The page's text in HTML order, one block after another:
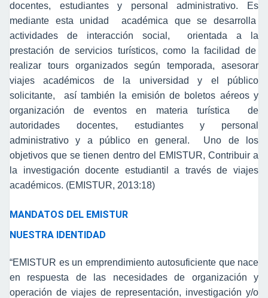
docentes, estudiantes y personal administrativo. Es
mediante esta unidad académica que se desarrolla
actividades de interacción social, orientada a la
prestación de servicios turísticos, como la facilidad de
realizar tours organizados según temporada, asesorar
viajes académicos de la universidad y el público
solicitante, así también la emisión de boletos aéreos y
organización de eventos en materia turística de
autoridades docentes, estudiantes y personal
administrativo y a público en general. Uno de los
objetivos que se tienen dentro del EMISTUR, Contribuir a
la investigación docente estudiantil a través de viajes
académicos. (EMISTUR, 2013:18)
MANDATOS DEL EMISTUR
NUESTRA IDENTIDAD
“EMISTUR es un emprendimiento autosuficiente que nace
en respuesta de las necesidades de organización y
operación de viajes de representación, investigación y/o